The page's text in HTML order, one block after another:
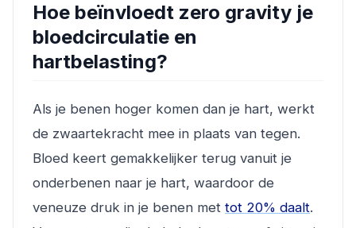
Hoe beïnvloedt zero gravity je
bloedcirculatie en
hartbelasting?
Als je benen hoger komen dan je hart, werkt
de zwaartekracht mee in plaats van tegen.
Bloed keert gemakkelijker terug vanuit je
onderbenen naar je hart, waardoor de
veneuze druk in je benen met tot 20% daalt.